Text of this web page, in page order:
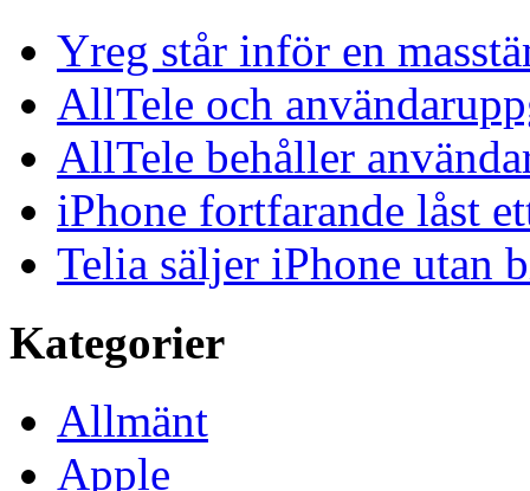
Yreg står inför en
AllTele och
AllTele behåller
iPhone fortfarande låst
Telia säljer iPhone utan
Kategorier
Allmänt
Apple